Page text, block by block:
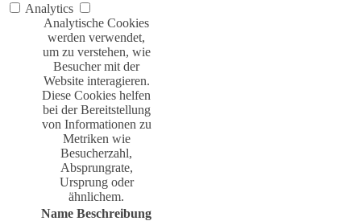
Analytics
Analytische Cookies
werden verwendet,
um zu verstehen, wie
Besucher mit der
Website interagieren.
Diese Cookies helfen
bei der Bereitstellung
von Informationen zu
Metriken wie
Besucherzahl,
Absprungrate,
Ursprung oder
ähnlichem.
Name Beschreibung